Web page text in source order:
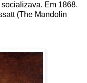
Em 1868,
(The Mandolin